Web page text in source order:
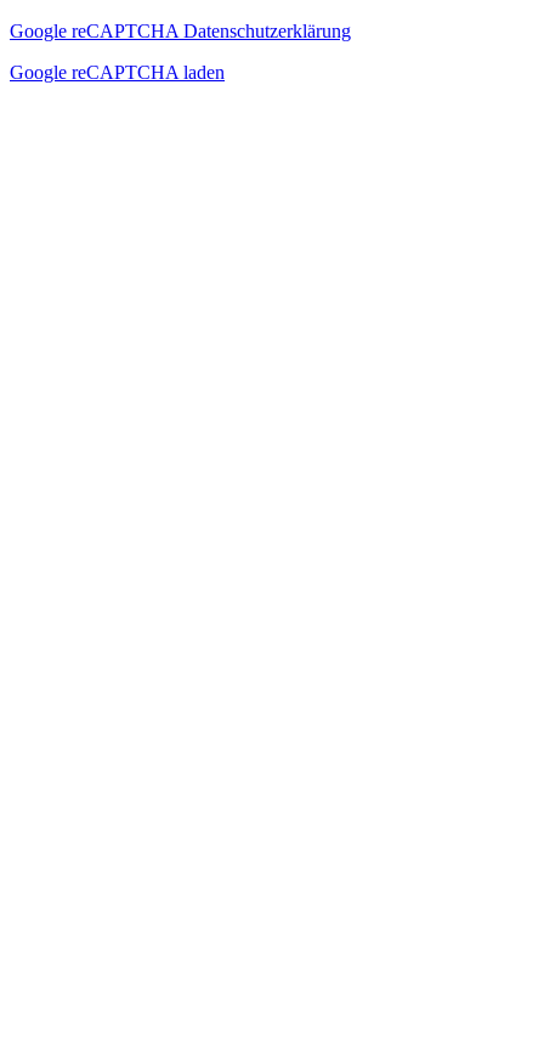
Google reCAPTCHA Datenschutzerklärung
Google reCAPTCHA laden